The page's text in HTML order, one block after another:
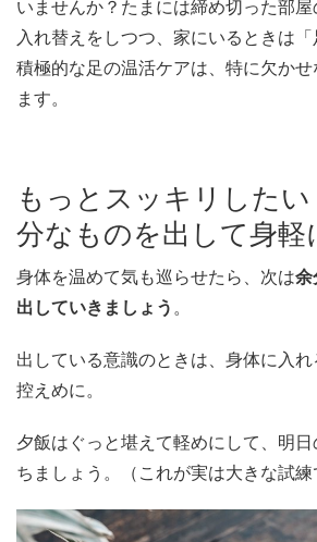
いませんか？たまには締め切った部
入れ替えをしつつ、家にいるときは「
積極的な足の温活ケアは、特に欠かせ
ます。
もっとスッキリした
分なものを出して身軽
身体を温めて気も巡らせたら、次は余
出していきましょう 。
出している意識のときは、身体に入
控えめに。
夕飯はぐっと堪えて軽めにして、明
ちましょう。（これが実は大きな試練